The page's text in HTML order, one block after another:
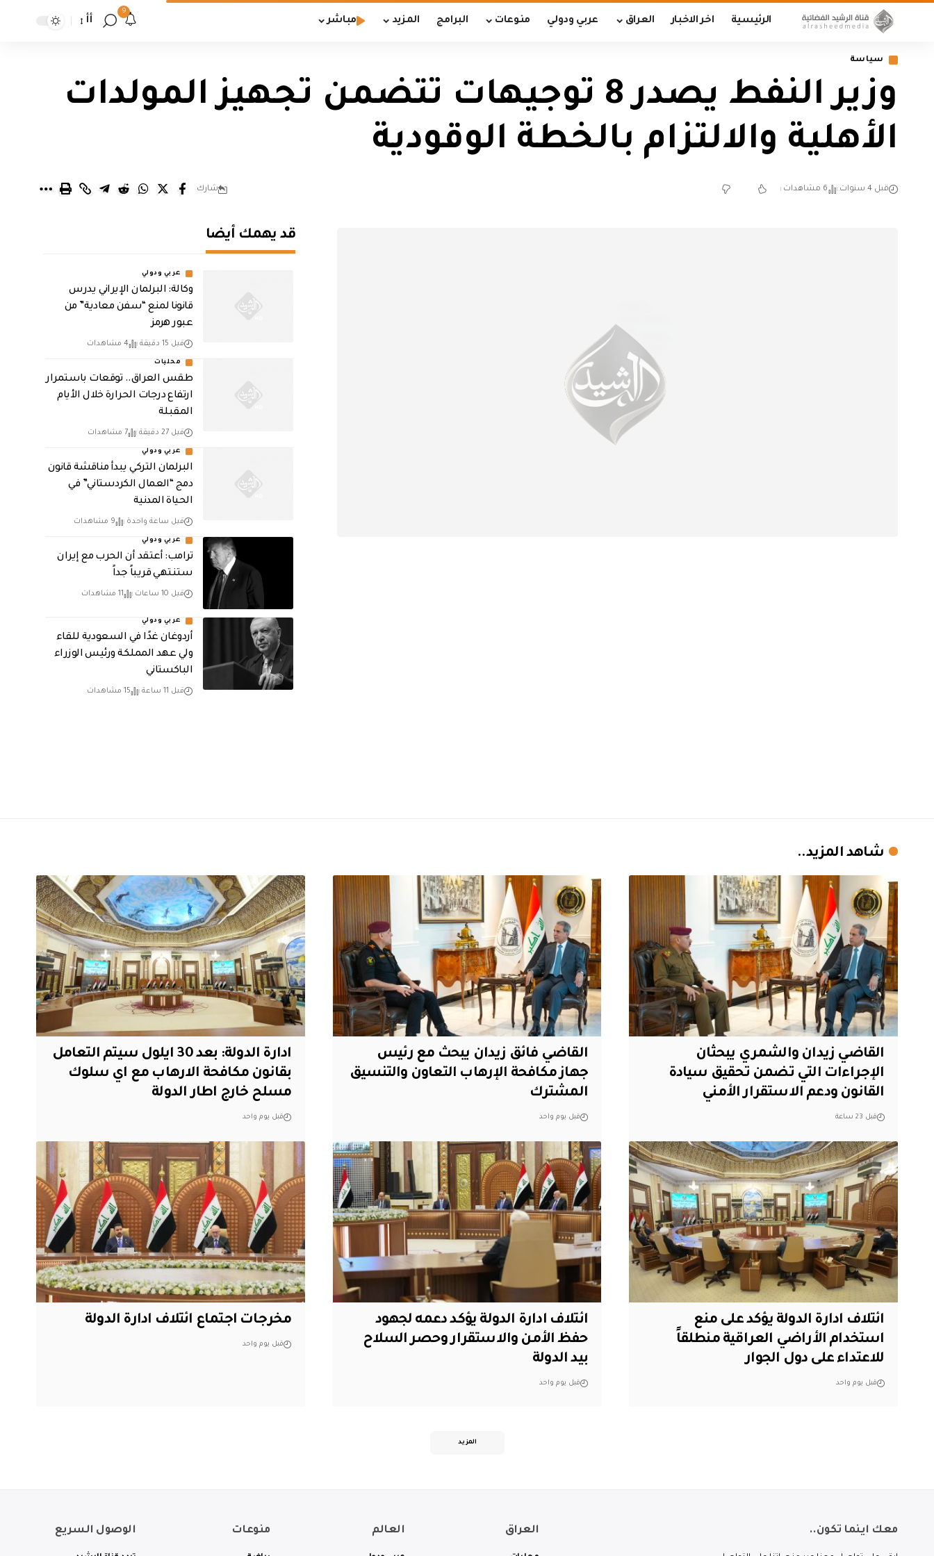
الرئيسية اخر الاخبار العراق عربي ودولي منوعات البرامج المزيد مباشر
9
أأ
سياسة
وزير النفط يصدر 8 توجيهات تتضمن تجهيز المولدات
الأهلية والالتزام بالخطة الوقودية
قبل 4 سنوات 6 مشاهدات شارك
قد يهمك أيضا
عربي ودولي
وكالة: البرلمان الإيراني يدرس
قانونا لمنع “سفن معادية” من
عبور هرمز
قبل 15 دقيقة 4 مشاهدات
محليات
طقس العراق.. توقعات باستمرار
ارتفاع درجات الحرارة خلال الأيام
المقبلة
قبل 27 دقيقة 7 مشاهدات
عربي ودولي
البرلمان التركي يبدأ مناقشة قانون
دمج “العمال الكردستاني” في
الحياة المدنية
قبل ساعة واحدة 9 مشاهدات
عربي ودولي
‏ترامب: أعتقد أن الحرب مع إيران
ستنتهي قريباً جداً
قبل 10 ساعات 11 مشاهدات
عربي ودولي
أردوغان غدًا في السعودية للقاء
ولي عهد المملكة ورئيس الوزراء
الباكستاني
قبل 11 ساعة 15 مشاهدات
شاهد المزيد..
القاضي زيدان والشمري يبحثان
الإجراءات التي تضمن تحقيق سيادة
القانون ودعم الاستقرار الأمني
قبل 23 ساعة
القاضي فائق زيدان يبحث مع رئيس
جهاز مكافحة الإرهاب التعاون والتنسيق
المشترك
قبل يوم واحد
ادارة الدولة: بعد 30 ايلول سيتم التعامل
بقانون مكافحة الارهاب مع اي سلوك
مسلح خارج اطار الدولة
قبل يوم واحد
ائتلاف ادارة الدولة يؤكد على منع
استخدام الأراضي العراقية منطلقاً
للاعتداء على دول الجوار
قبل يوم واحد
ائتلاف ادارة الدولة يؤكد دعمه لجهود
حفظ الأمن والاستقرار وحصر السلاح
بيد الدولة
قبل يوم واحد
مخرجات اجتماع ائتلاف ادارة الدولة
قبل يوم واحد
المزيد
معك اينما تكون.. العراق العالم منوعات الوصول السريع